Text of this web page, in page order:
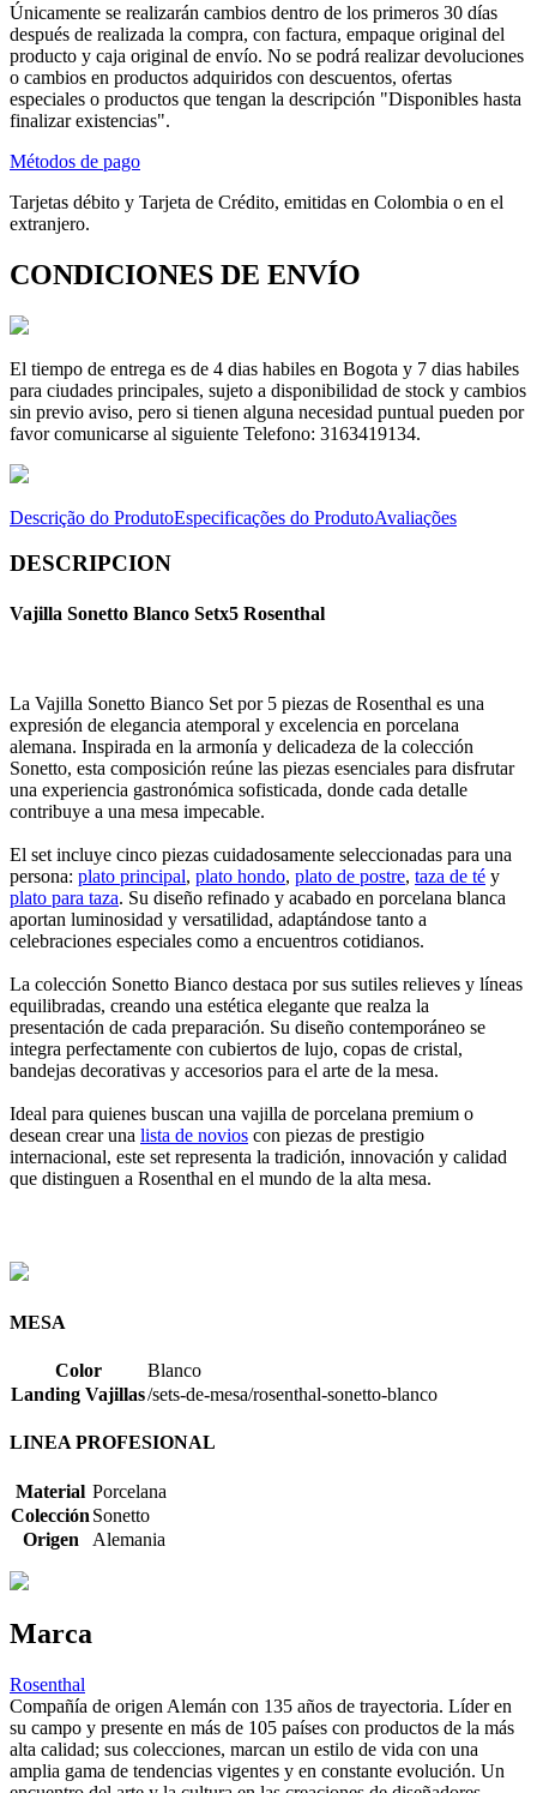
Únicamente se realizarán cambios dentro de los primeros 30 días
después de realizada la compra, con factura, empaque original del
producto y caja original de envío. No se podrá realizar devoluciones
o cambios en productos adquiridos con descuentos, ofertas
especiales o productos que tengan la descripción "Disponibles hasta
finalizar existencias".
Métodos de pago
Tarjetas débito y Tarjeta de Crédito, emitidas en Colombia o en el
extranjero.
CONDICIONES DE ENVÍO
El tiempo de entrega es de 4 dias habiles en Bogota y 7 dias habiles
para ciudades principales, sujeto a disponibilidad de stock y cambios
sin previo aviso, pero si tienen alguna necesidad puntual pueden por
favor comunicarse al siguiente Telefono: 3163419134.
Descrição do ProdutoEspecificações do ProdutoAvaliações
DESCRIPCION
Vajilla Sonetto Blanco Setx5 Rosenthal
La Vajilla Sonetto Bianco Set por 5 piezas de Rosenthal es una
expresión de elegancia atemporal y excelencia en porcelana
alemana. Inspirada en la armonía y delicadeza de la colección
Sonetto, esta composición reúne las piezas esenciales para disfrutar
una experiencia gastronómica sofisticada, donde cada detalle
contribuye a una mesa impecable.
El set incluye cinco piezas cuidadosamente seleccionadas para una
persona: plato principal, plato hondo, plato de postre, taza de té y
plato para taza. Su diseño refinado y acabado en porcelana blanca
aportan luminosidad y versatilidad, adaptándose tanto a
celebraciones especiales como a encuentros cotidianos.
La colección Sonetto Bianco destaca por sus sutiles relieves y líneas
equilibradas, creando una estética elegante que realza la
presentación de cada preparación. Su diseño contemporáneo se
integra perfectamente con cubiertos de lujo, copas de cristal,
bandejas decorativas y accesorios para el arte de la mesa.
Ideal para quienes buscan una vajilla de porcelana premium o
desean crear una lista de novios con piezas de prestigio
internacional, este set representa la tradición, innovación y calidad
que distinguen a Rosenthal en el mundo de la alta mesa.
MESA
Color
Blanco
Landing Vajillas/sets-de-mesa/rosenthal-sonetto-blanco
LINEA PROFESIONAL
Material Porcelana
Colección Sonetto
Origen
Alemania
Marca
Rosenthal
Compañía de origen Alemán con 135 años de trayectoria. Líder en
su campo y presente en más de 105 países con productos de la más
alta calidad; sus colecciones, marcan un estilo de vida con una
amplia gama de tendencias vigentes y en constante evolución. Un